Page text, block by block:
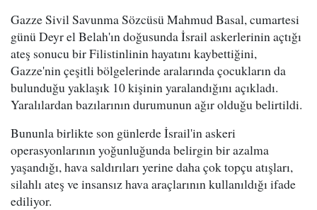
Gazze Sivil Savunma Sözcüsü Mahmud Basal, cumartesi
günü Deyr el Belah'ın doğusunda İsrail askerlerinin açtığı
ateş sonucu bir Filistinlinin hayatını kaybettiğini,
Gazze'nin çeşitli bölgelerinde aralarında çocukların da
bulunduğu yaklaşık 10 kişinin yaralandığını açıkladı.
Yaralılardan bazılarının durumunun ağır olduğu belirtildi.
Bununla birlikte son günlerde İsrail'in askeri
operasyonlarının yoğunluğunda belirgin bir azalma
yaşandığı, hava saldırıları yerine daha çok topçu atışları,
silahlı ateş ve insansız hava araçlarının kullanıldığı ifade
ediliyor.